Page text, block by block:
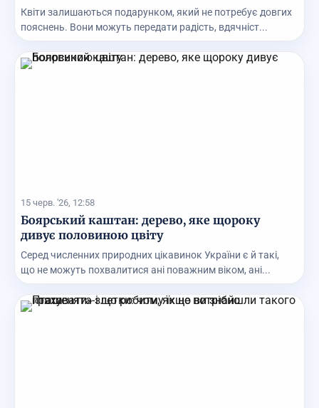
Квіти залишаються подарунком, який не потребує довгих
пояснень. Вони можуть передати радість, вдячніст...
15 черв. '26, 12:58
Боярський каштан: дерево, яке щороку
дивує половиною цвіту
Серед численних природних цікавинок України є й такі,
що не можуть похвалитися ані поважним віком, ані...